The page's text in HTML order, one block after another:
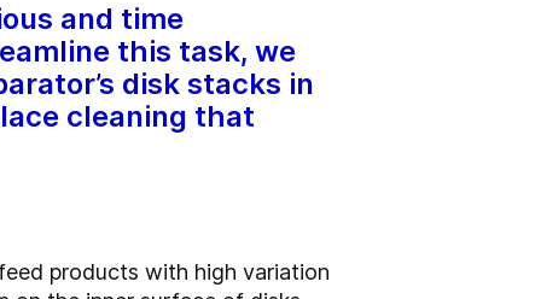
and time
this task, we
disk stacks in
cleaning that
products with high variation